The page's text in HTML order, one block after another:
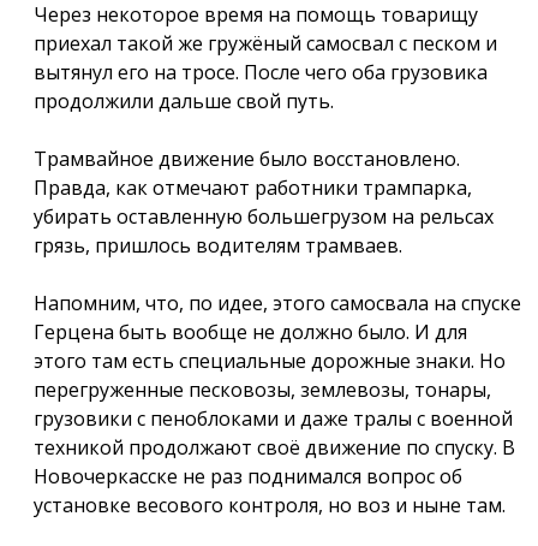
Через некоторое время на помощь товарищу
приехал такой же гружёный самосвал с песком и
вытянул его на тросе. После чего оба грузовика
продолжили дальше свой путь.
Трамвайное движение было восстановлено.
Правда, как отмечают работники трампарка,
убирать оставленную большегрузом на рельсах
грязь, пришлось водителям трамваев.
Напомним, что, по идее, этого самосвала на спуске
Герцена быть вообще не должно было. И для
этого там есть специальные дорожные знаки. Но
перегруженные песковозы, землевозы, тонары,
грузовики с пеноблоками и даже тралы с военной
техникой продолжают своё движение по спуску. В
Новочеркасске не раз поднимался вопрос об
установке весового контроля, но воз и ныне там.